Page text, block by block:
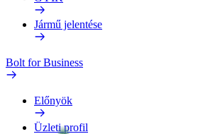
Jármű jelentése
Bolt for Business
Előnyök
Üzleti profil